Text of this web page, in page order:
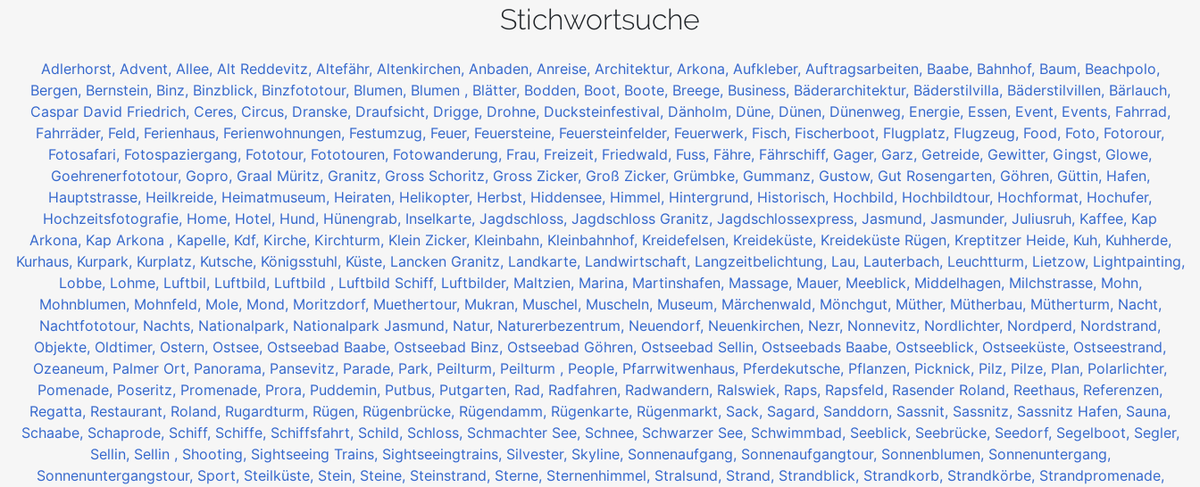
Stichwortsuche
Adlerhorst, Advent, Allee, Alt Reddevitz, Altefähr, Altenkirchen, Anbaden, Anreise, Architektur, Arkona, Aufkleber, Auftragsarbeiten, Baabe, Bahnhof, Baum, Beachpolo,
Bergen, Bernstein, Binz, Binzblick, Binzfototour, Blumen, Blumen , Blätter, Bodden, Boot, Boote, Breege, Business, Bäderarchitektur, Bäderstilvilla, Bäderstilvillen, Bärlauch,
Caspar David Friedrich, Ceres, Circus, Dranske, Draufsicht, Drigge, Drohne, Ducksteinfestival, Dänholm, Düne, Dünen, Dünenweg, Energie, Essen, Event, Events, Fahrrad,
Fahrräder, Feld, Ferienhaus, Ferienwohnungen, Festumzug, Feuer, Feuersteine, Feuersteinfelder, Feuerwerk, Fisch, Fischerboot, Flugplatz, Flugzeug, Food, Foto, Fotorour,
Fotosafari, Fotospaziergang, Fototour, Fototouren, Fotowanderung, Frau, Freizeit, Friedwald, Fuss, Fähre, Fährschiff, Gager, Garz, Getreide, Gewitter, Gingst, Glowe,
Goehrenerfototour, Gopro, Graal Müritz, Granitz, Gross Schoritz, Gross Zicker, Groß Zicker, Grümbke, Gummanz, Gustow, Gut Rosengarten, Göhren, Güttin, Hafen,
Hauptstrasse, Heilkreide, Heimatmuseum, Heiraten, Helikopter, Herbst, Hiddensee, Himmel, Hintergrund, Historisch, Hochbild, Hochbildtour, Hochformat, Hochufer,
Hochzeitsfotografie, Home, Hotel, Hund, Hünengrab, Inselkarte, Jagdschloss, Jagdschloss Granitz, Jagdschlossexpress, Jasmund, Jasmunder, Juliusruh, Kaffee, Kap
Arkona, Kap Arkona , Kapelle, Kdf, Kirche, Kirchturm, Klein Zicker, Kleinbahn, Kleinbahnhof, Kreidefelsen, Kreideküste, Kreideküste Rügen, Kreptitzer Heide, Kuh, Kuhherde,
Kurhaus, Kurpark, Kurplatz, Kutsche, Königsstuhl, Küste, Lancken Granitz, Landkarte, Landwirtschaft, Langzeitbelichtung, Lau, Lauterbach, Leuchtturm, Lietzow, Lightpainting,
Lobbe, Lohme, Luftbil, Luftbild, Luftbild , Luftbild Schiff, Luftbilder, Maltzien, Marina, Martinshafen, Massage, Mauer, Meeblick, Middelhagen, Milchstrasse, Mohn,
Mohnblumen, Mohnfeld, Mole, Mond, Moritzdorf, Muethertour, Mukran, Muschel, Muscheln, Museum, Märchenwald, Mönchgut, Müther, Mütherbau, Mütherturm, Nacht,
Nachtfototour, Nachts, Nationalpark, Nationalpark Jasmund, Natur, Naturerbezentrum, Neuendorf, Neuenkirchen, Nezr, Nonnevitz, Nordlichter, Nordperd, Nordstrand,
Objekte, Oldtimer, Ostern, Ostsee, Ostseebad Baabe, Ostseebad Binz, Ostseebad Göhren, Ostseebad Sellin, Ostseebads Baabe, Ostseeblick, Ostseeküste, Ostseestrand,
Ozeaneum, Palmer Ort, Panorama, Pansevitz, Parade, Park, Peilturm, Peilturm , People, Pfarrwitwenhaus, Pferdekutsche, Pflanzen, Picknick, Pilz, Pilze, Plan, Polarlichter,
Pomenade, Poseritz, Promenade, Prora, Puddemin, Putbus, Putgarten, Rad, Radfahren, Radwandern, Ralswiek, Raps, Rapsfeld, Rasender Roland, Reethaus, Referenzen,
Regatta, Restaurant, Roland, Rugardturm, Rügen, Rügenbrücke, Rügendamm, Rügenkarte, Rügenmarkt, Sack, Sagard, Sanddorn, Sassnit, Sassnitz, Sassnitz Hafen, Sauna,
Schaabe, Schaprode, Schiff, Schiffe, Schiffsfahrt, Schild, Schloss, Schmachter See, Schnee, Schwarzer See, Schwimmbad, Seeblick, Seebrücke, Seedorf, Segelboot, Segler,
Sellin, Sellin , Shooting, Sightseeing Trains, Sightseeingtrains, Silvester, Skyline, Sonnenaufgang, Sonnenaufgangtour, Sonnenblumen, Sonnenuntergang,
Sonnenuntergangstour, Sport, Steilküste, Stein, Steine, Steinstrand, Sterne, Sternenhimmel, Stralsund, Strand, Strandblick, Strandkorb, Strandkörbe, Strandpromenade,